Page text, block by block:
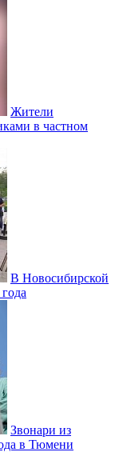
Жители
в частном
В Новосибирской
Звонари из
в Тюмени